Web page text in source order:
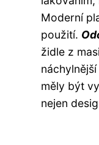
Moderní
použití.
židle z
měly být
nejen